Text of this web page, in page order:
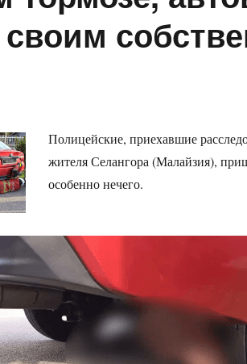
Полицейские, приехавшие
жителя Селангора (Малайзия),
особенно нечего.